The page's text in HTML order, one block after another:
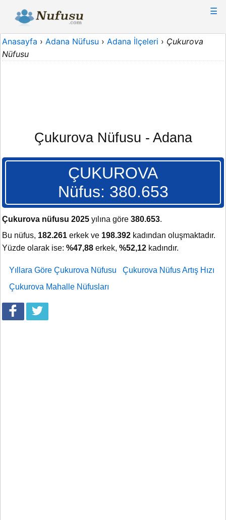
☰
Anasayfa › Adana Nüfusu › Adana İlçeleri › Çukurova
Nüfusu
Çukurova Nüfusu - Adana
ÇUKUROVA
Nüfus: 380.653
Çukurova nüfusu 2025 yılına göre 380.653.
Bu nüfus, 182.261 erkek ve 198.392 kadından oluşmaktadır.
Yüzde olarak ise: %47,88 erkek, %52,12 kadındır.
Yıllara Göre Çukurova Nüfusu
Çukurova Nüfus Artış Hızı
Çukurova Mahalle Nüfusları